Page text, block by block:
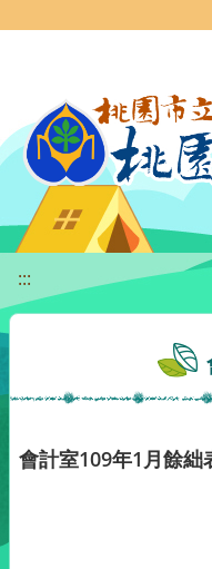
:::
會計室109年1月餘絀